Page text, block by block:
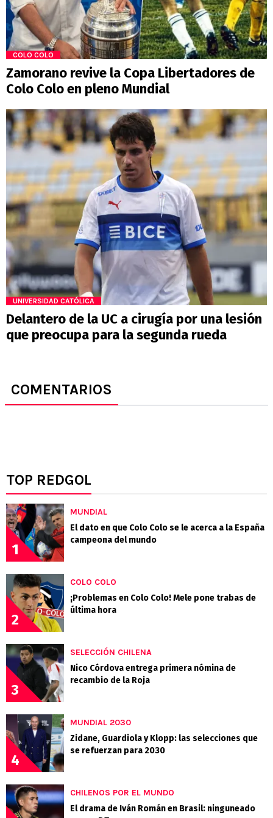
COLO COLO
Zamorano revive la Copa Libertadores de
Colo Colo en pleno Mundial
UNIVERSIDAD CATÓLICA
Delantero de la UC a cirugía por una lesión
que preocupa para la segunda rueda
COMENTARIOS
TOP REDGOL
1
MUNDIAL
El dato en que Colo Colo se le acerca a la España
campeona del mundo
2
COLO COLO
¡Problemas en Colo Colo! Mele pone trabas de
última hora
3
SELECCIÓN CHILENA
Nico Córdova entrega primera nómina de
recambio de la Roja
4
MUNDIAL 2030
Zidane, Guardiola y Klopp: las selecciones que
se refuerzan para 2030
CHILENOS POR EL MUNDO
El drama de Iván Román en Brasil: ninguneado